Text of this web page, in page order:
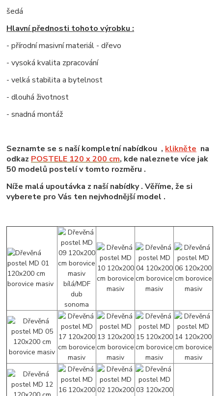
šedá
Hlavní přednosti tohoto výrobku :
- přírodní masivní materiál - dřevo
- vysoká kvalita zpracování
- velká stabilita a bytelnost
- dlouhá životnost
- snadná montáž
Seznamte se s naší kompletní nabídkou , klikněte na
odkaz POSTELE 120 x 200 cm, kde naleznete více jak
50 modelů postelí v tomto rozměru .
Níže malá upoutávka z naší nabídky . Věříme, že si
vyberete pro Vás ten nejvhodnější model .